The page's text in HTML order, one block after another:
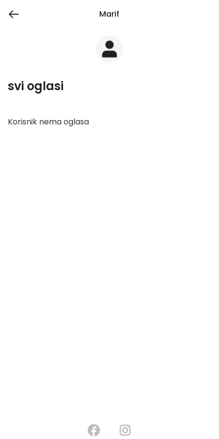
Marif
svi oglasi
Korisnik nema oglasa